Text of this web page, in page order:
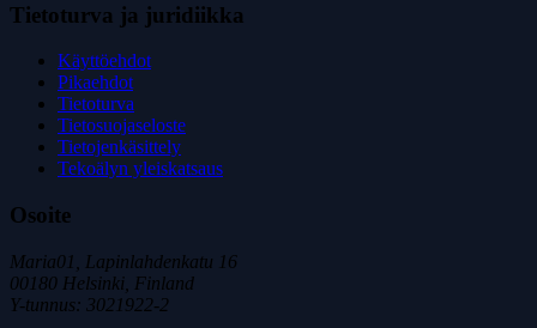
Tietoturva ja juridiikka
Käyttöehdot
Pikaehdot
Tietoturva
Tietosuojaseloste
Tietojenkäsittely
Tekoälyn yleiskatsaus
Osoite
Maria01, Lapinlahdenkatu 16
00180 Helsinki, Finland
Y-tunnus: 3021922-2